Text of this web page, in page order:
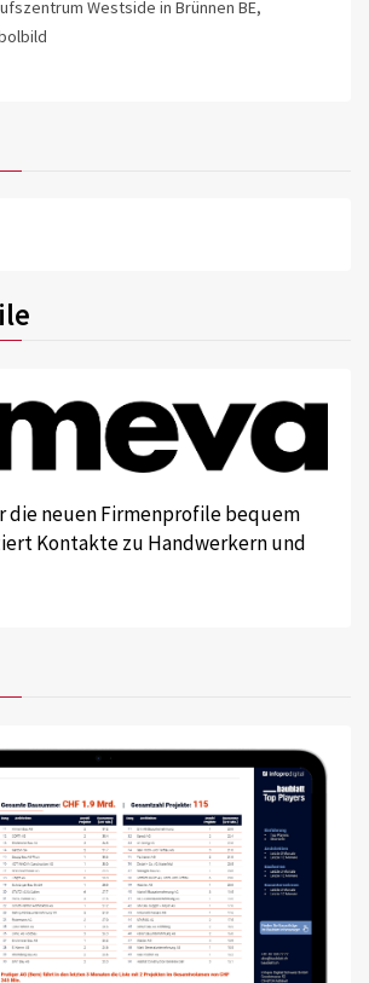
Westside in Brünnen BE,
die neuen Firmenprofile bequem
Kontakte zu Handwerkern und